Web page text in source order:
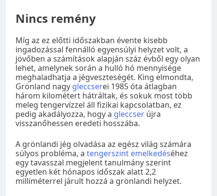
Nincs remény
Míg az ez előtti időszakban évente kisebb
ingadozással fennálló egyensúlyi helyzet volt, a
jövőben a számítások alapján száz évből egy olyan
lehet, amelynek során a hulló hó mennyisége
meghaladhatja a jégveszteségét. King elmondta,
Grönland nagy gleccserei 1985 óta átlagban
három kilométert hátráltak, és sokuk most több
meleg tengervízzel áll fizikai kapcsolatban, ez
pedig akadályozza, hogy a gleccser újra
visszanőhessen eredeti hosszába.
A grönlandi jég olvadása az egész világ számára
súlyos probléma, a tengerszint emelkedéséhez
egy tavasszal megjelent tanulmány szerint
egyetlen két hónapos időszak alatt 2,2
milliméterrel járult hozzá a grönlandi helyzet.